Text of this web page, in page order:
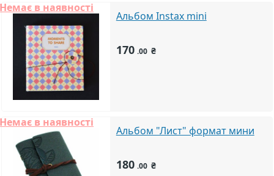
Немає в наявності
Альбом Instax mini
170 .00 ₴
Немає в наявності
Альбом "Лист" формат мини
180 .00 ₴